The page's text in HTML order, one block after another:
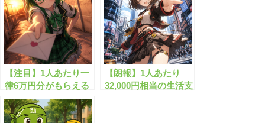
【注目】1人あたり一
律6万円分がもらえる
規格外の給付金とは？
【朗報】1人あたり
32,000円相当の生活支